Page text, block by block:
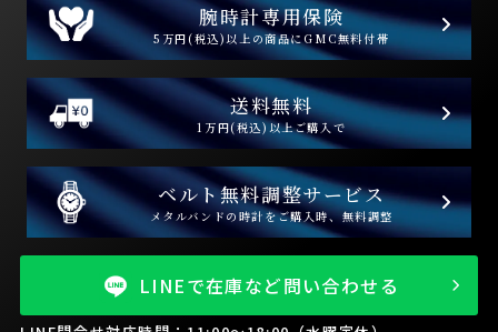
腕時計専用保険
5万円(税込)以上の商品にGMC無料付帯
送料無料
1万円(税込)以上ご購入で
ベルト無料調整サービス
メタルバンドの時計をご購入時、無料調整
LINEで在庫など問い合わせる